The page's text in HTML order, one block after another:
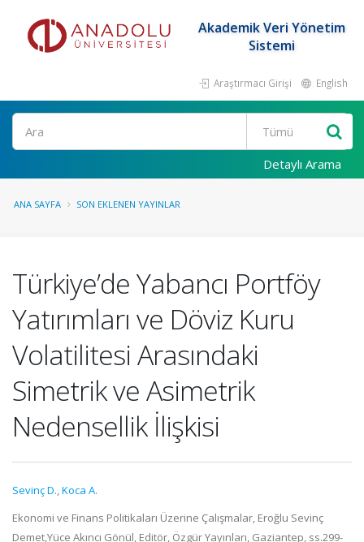
Akademik Veri Yönetim
Sistemi
Araştırmacı Girişi English
Ara
Detaylı Arama
ANA SAYFA SON EKLENEN YAYINLAR
Türkiye’de Yabancı Portföy
Yatırımları ve Döviz Kuru
Volatilitesi Arasındaki
Simetrik ve Asimetrik
Nedensellik İlişkisi
Sevinç D.,Koca A.
Ekonomi ve Finans Politikaları Üzerine Çalışmalar, Eroğlu Sevinç
Demet,Yüce Akıncı Gönül, Editör, Özgür Yayınları, Gaziantep, ss.299-